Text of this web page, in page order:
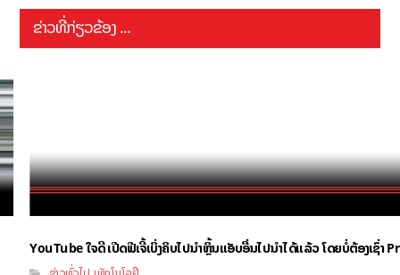
ຂ່າວທີ່ກ່ຽວຂ້ອງ ...
YouTube ໃຈດີ ເປີດຟີເຈີ້ເບິ່ງຄິບໄປນຳຫຼິ້ນແອັບອື່ນໄປນຳໄດ້ແລ້ວ ໂດຍບໍ່ຕ້ອງເຊົ່າ